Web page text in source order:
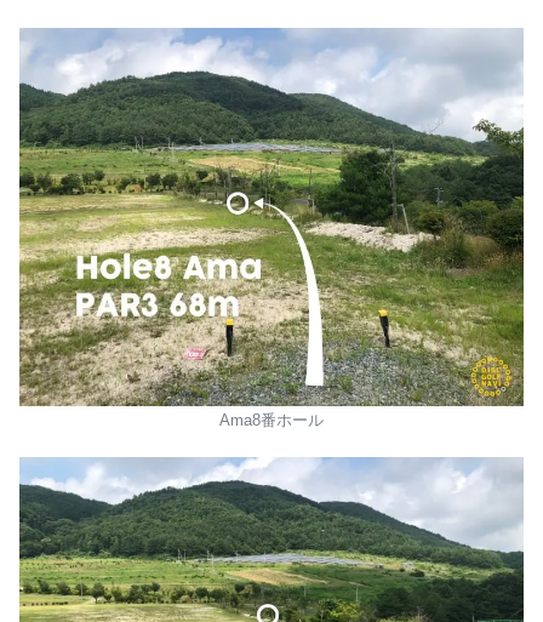
Ama8番ホール